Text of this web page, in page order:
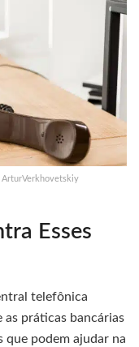
Esses
telefônica
práticas bancárias
que podem ajudar na